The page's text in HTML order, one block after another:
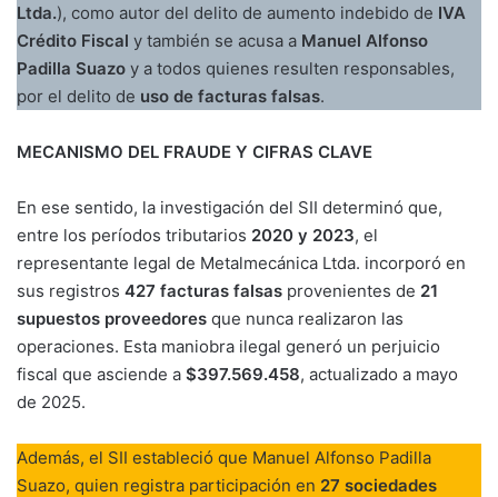
Ltda.), como autor del delito de aumento indebido de IVA
Crédito Fiscal y también se acusa a Manuel Alfonso
Padilla Suazo y a todos quienes resulten responsables,
por el delito de uso de facturas falsas.
MECANISMO DEL FRAUDE Y CIFRAS CLAVE
En ese sentido, la investigación del SII determinó que,
entre los períodos tributarios 2020 y 2023, el
representante legal de Metalmecánica Ltda. incorporó en
sus registros 427 facturas falsas provenientes de 21
supuestos proveedores que nunca realizaron las
operaciones. Esta maniobra ilegal generó un perjuicio
fiscal que asciende a $397.569.458, actualizado a mayo
de 2025.
Además, el SII estableció que Manuel Alfonso Padilla
Suazo, quien registra participación en 27 sociedades